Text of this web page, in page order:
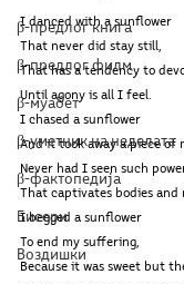
β-предлог книга
β-предлог филм
β-муабет
β-уметник на неделата
β-фактопедија
Бисери
Воздишки
I danced with a sunflower
That never did stay still,
That has a tendency to
Until agony is all I feel.
I chased a sunflower
And it took away a piece of
Never had I seen such
That captivates bodies and
I begged a sunflower
To end my suffering,
Because it was sweet but